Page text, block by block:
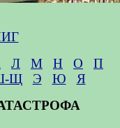
Л М Н О
П
Щ Э Ю
Я